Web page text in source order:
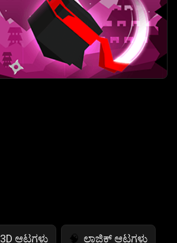
3D ಆಟಗಳು 🧠 ಲಾಜಿಕ್ ಆಟಗಳು